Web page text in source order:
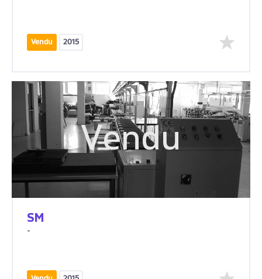
Vendu 2015
Vendu
SM
-